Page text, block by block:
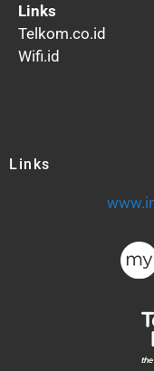
Links
Telkom.co.id
Wifi.id
Links